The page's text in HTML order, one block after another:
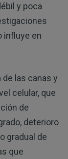
y poca
influye en
las canas y
celular, que
de
deterioro
gradual de
que